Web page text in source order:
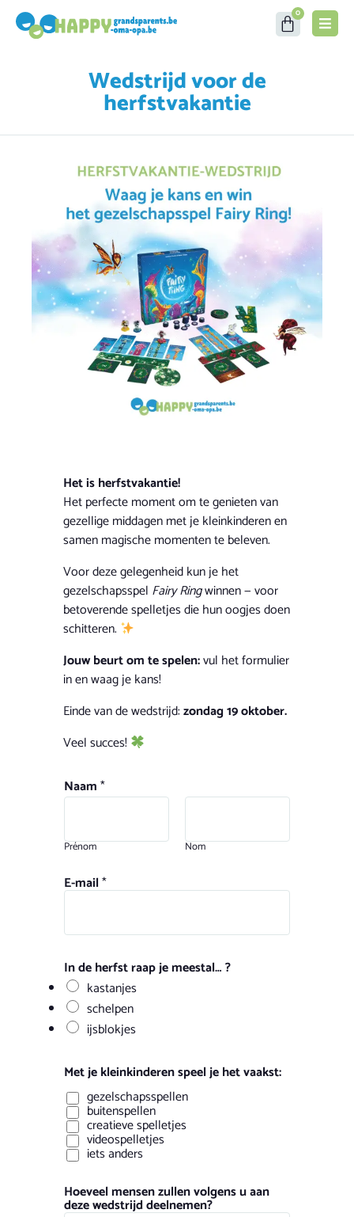
0
Wedstrijd voor de
herfstvakantie
Het is herfstvakantie!
Het perfecte moment om te genieten van
gezellige middagen met je kleinkinderen en
samen magische momenten te beleven.
Voor deze gelegenheid kun je het
gezelschapsspel Fairy Ringwinnen — voor
betoverende spelletjes die hun oogjes doen
schitteren.
Jouw beurt om te spelen:vul het formulier
in en waag je kans!
Einde van de wedstrijd:zondag 19 oktober.
Veel succes!
Naam*
Prénom Nom
E-mail*
In de herfst raap je meestal… ?
kastanjes
schelpen
ijsblokjes
Met je kleinkinderen speel je het vaakst:
gezelschapsspellen
buitenspellen
creatieve spelletjes
videospelletjes
iets anders
Hoeveel mensen zullen volgens u aan
deze wedstrijd deelnemen?